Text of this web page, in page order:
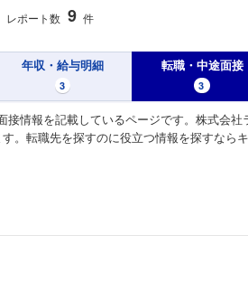
レポート数 9 件
年収・給与明細
3
転職・中途面接
3
情報を記載しているページです。株式会
。転職先を探すのに役立つ情報を探すなら